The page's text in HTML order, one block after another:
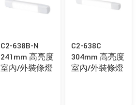
C2-638B-N
241mm 高亮度
室內/外裝條燈
C2-638C
304mm 高亮度
室內/外裝條燈